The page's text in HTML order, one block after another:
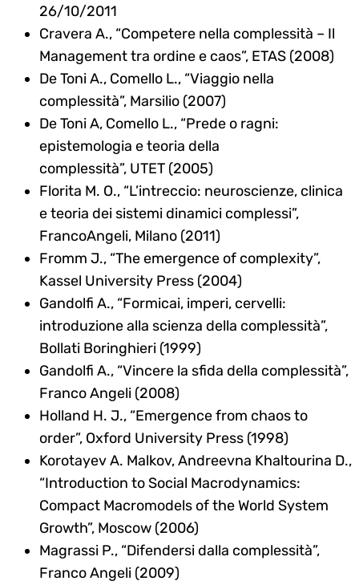
26/10/2011
Cravera A., “Competere nella complessità – Il
Management tra ordine e caos”, ETAS (2008)
De Toni A., Comello L., “Viaggio nella
complessità”, Marsilio (2007)
De Toni A, Comello L., “Prede o ragni:
epistemologia e teoria della
complessità”, UTET (2005)
Florita M. O., “L’intreccio: neuroscienze, clinica
e teoria dei sistemi dinamici complessi”,
FrancoAngeli, Milano (2011)
Fromm J., “The emergence of complexity”,
Kassel University Press (2004)
Gandolfi A., “Formicai, imperi, cervelli:
introduzione alla scienza della complessità”,
Bollati Boringhieri (1999)
Gandolfi A., “Vincere la sfida della complessità”,
Franco Angeli (2008)
Holland H. J., “Emergence from chaos to
order”, Oxford University Press (1998)
Korotayev A. Malkov, Andreevna Khaltourina D.,
“Introduction to Social Macrodynamics:
Compact Macromodels of the World System
Growth”, Moscow (2006)
Magrassi P., “Difendersi dalla complessità”,
Franco Angeli (2009)